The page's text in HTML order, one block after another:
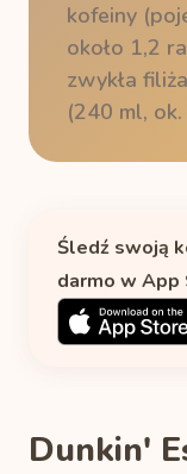
kofeiny
około 1,2
zwykła
(240 ml,
Śledź swoją
darmo w App
Dunkin'